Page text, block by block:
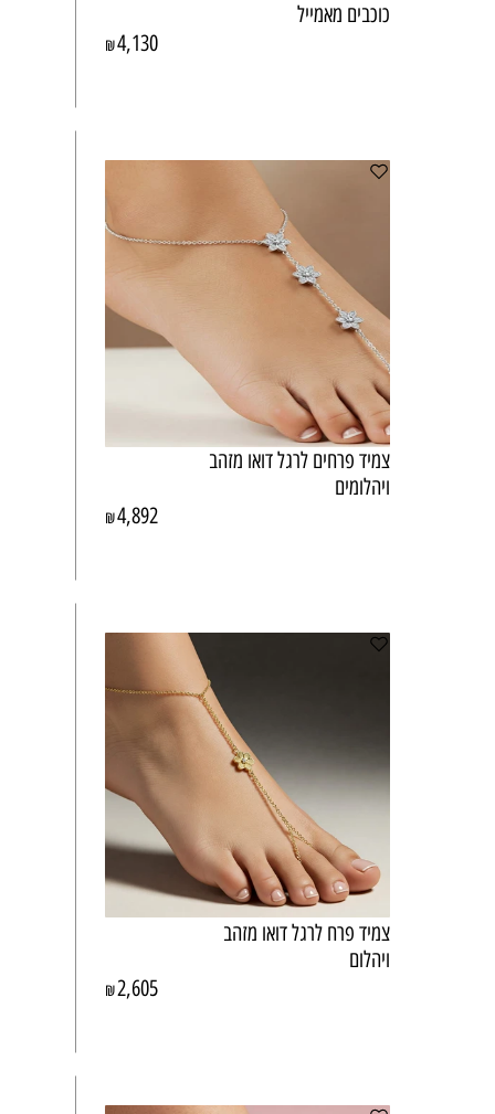
כוכבים מאמייל
₪4,130
צמיד פרחים לרגל דואו מזהב
ויהלומים
₪4,892
צמיד פרח לרגל דואו מזהב
ויהלום
₪2,605